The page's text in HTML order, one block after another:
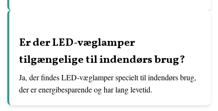
Er der LED-væglamper
tilgængelige til indendørs brug?
Ja, der findes LED-væglamper specielt til indendørs brug,
der er energibesparende og har lang levetid.